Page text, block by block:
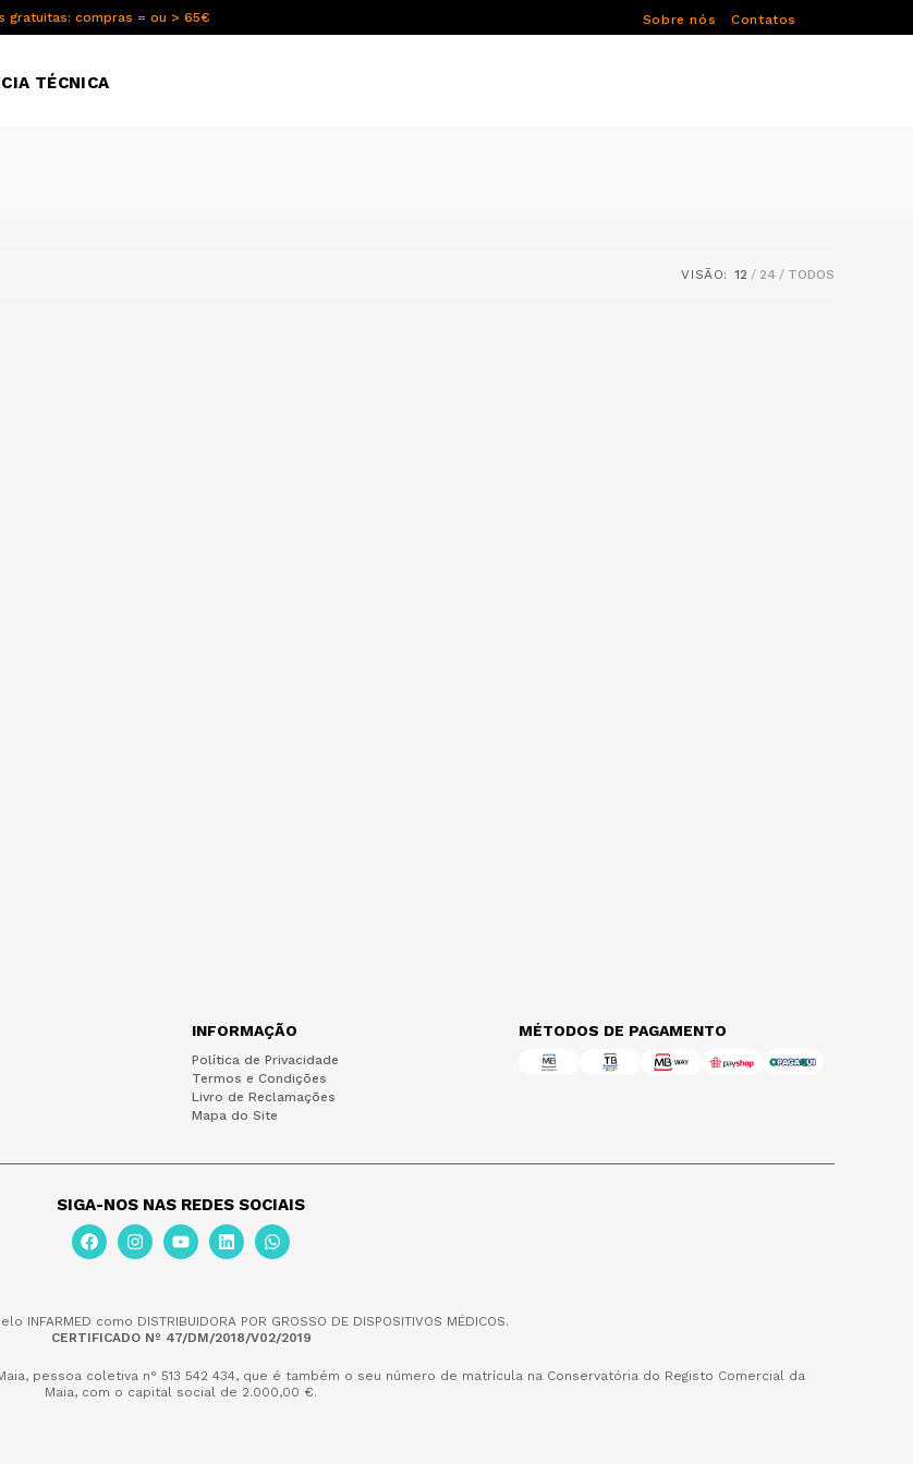
gratuitas: compras = ou > 65€ Sobre nós Contatos
TÉCNICA
VISÃO: 12 24 TODOS
INFORMAÇÃO
Política de Privacidade
Termos e Condições
Livro de Reclamações
Mapa do Site
MÉTODOS DE PAGAMENTO
SIGA-NOS NAS REDES SOCIAIS
INFARMED como DISTRIBUIDORA POR GROSSO DE DISPOSITIVOS MÉDICOS.
CERTIFICADO Nº 47/DM/2018/V02/2019
pessoa coletiva n° 513 542 434, que é também o seu número de matrícula na Conservatória do Registo Comercial da
Maia, com o capital social de 2.000,00 €.